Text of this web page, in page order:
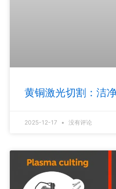
黄铜激光切割：洁
2025-12-17 没有评论